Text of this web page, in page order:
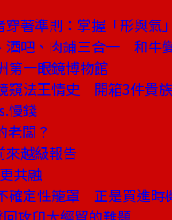
穿著準則：掌握「形與氣」
酒吧、肉鋪三合一 和牛
第一眼鏡博物館
窺法王情史 開箱3件貴
慢錢
老闆？
來越級報告
共融
確定性籠罩 正是買進時